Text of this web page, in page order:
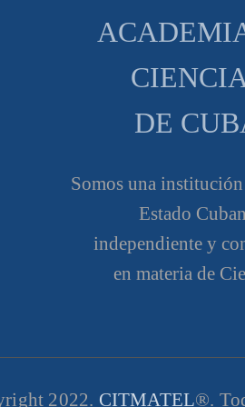
DE
Somos una
Estado
independiente y
en materia de
2022. CITMATEL®.